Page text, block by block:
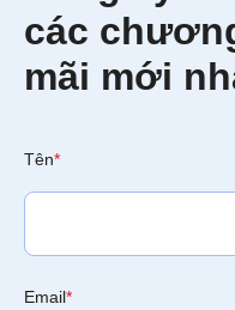
các
mãi mới
Tên*
Email*